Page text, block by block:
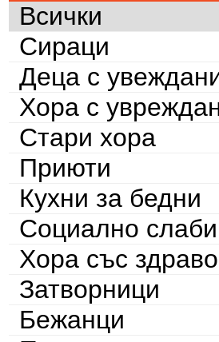
Всички
Сираци
Деца с
Хора с
Стари хора
Приюти
Кухни за бедни
Социално слаби
Хора със
Затворници
Бежанци